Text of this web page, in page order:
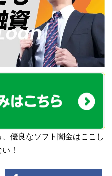
優良なソフト闇金はここし
！